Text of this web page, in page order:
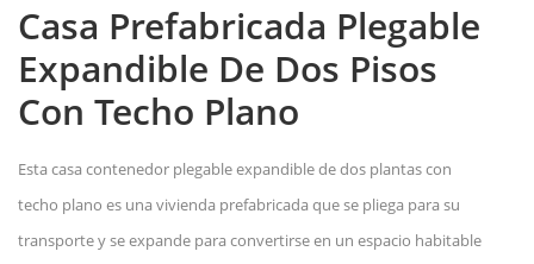
Casa Prefabricada Plegable
Expandible De Dos Pisos
Con Techo Plano
Esta casa contenedor plegable expandible de dos plantas con
techo plano es una vivienda prefabricada que se pliega para su
transporte y se expande para convertirse en un espacio habitable